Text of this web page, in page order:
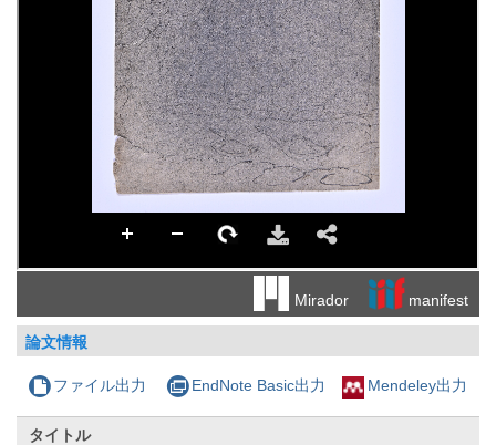
Mirador manifest
論文情報
ファイル出力 EndNote Basic出力 Mendeley出力
タイトル